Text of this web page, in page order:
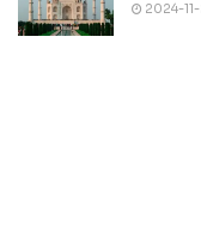
2024-